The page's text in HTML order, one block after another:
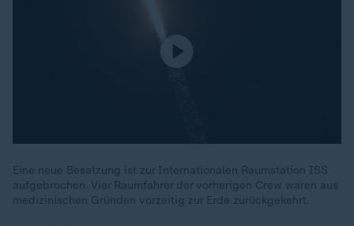
Eine neue Besatzung ist zur Internationalen Raumstation ISS
aufgebrochen. Vier Raumfahrer der vorherigen Crew waren aus
medizinischen Gründen vorzeitig zur Erde zurückgekehrt.